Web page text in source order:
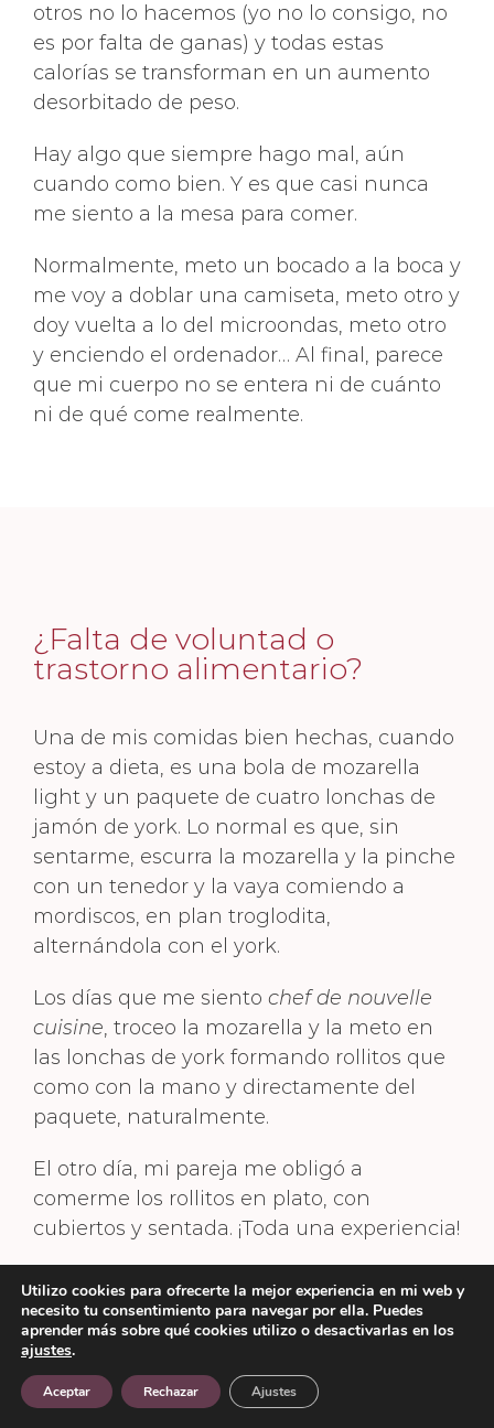
otros no lo hacemos (yo no lo consigo, no
es por falta de ganas) y todas estas
calorías se transforman en un aumento
desorbitado de peso.
Hay algo que siempre hago mal, aún
cuando como bien. Y es que casi nunca
me siento a la mesa para comer.
Normalmente, meto un bocado a la boca y
me voy a doblar una camiseta, meto otro y
doy vuelta a lo del microondas, meto otro
y enciendo el ordenador… Al final, parece
que mi cuerpo no se entera ni de cuánto
ni de qué come realmente.
¿Falta de voluntad o
trastorno alimentario?
Una de mis comidas bien hechas, cuando
estoy a dieta, es una bola de mozarella
light y un paquete de cuatro lonchas de
jamón de york. Lo normal es que, sin
sentarme, escurra la mozarella y la pinche
con un tenedor y la vaya comiendo a
mordiscos, en plan troglodita,
alternándola con el york.
Los días que me siento chef de nouvelle
cuisine, troceo la mozarella y la meto en
las lonchas de york formando rollitos que
como con la mano y directamente del
paquete, naturalmente.
El otro día, mi pareja me obligó a
comerme los rollitos en plato, con
cubiertos y sentada. ¡Toda una experiencia!
Me ha llevado años conocer que la
ingesta compulsiva de alimentos no es
glotonería ni gula, sino un trastorno
alimenticio, una psicopatología y, por lo
tanto, una enfermedad. Por fin he
Utilizo cookies para ofrecerte la mejor experiencia en mi web y
necesito tu consentimiento para navegar por ella. Puedes
aprender más sobre qué cookies utilizo o desactivarlas en los
ajustes.
Aceptar Rechazar Ajustes